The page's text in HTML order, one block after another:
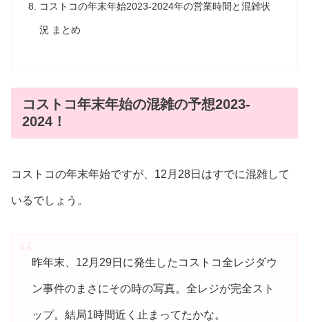
コストコの年末年始2023-2024年の営業時間と混雑状
況 まとめ
コストコ年末年始の混雑の予想2023-
2024！
コストコの年末年始ですが、12月28日はすでに混雑して
いるでしょう。
昨年末、12月29日に発生したコストコ全レジダウ
ン事件のまさにその時の写真。全レジが完全スト
ップ。結局1時間近く止まってたかな。